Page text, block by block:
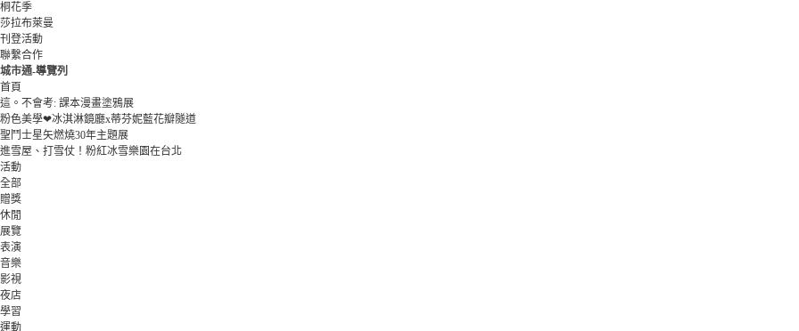
桐花季
莎拉布萊曼
刊登活動
聯繫合作
城市通-導覽列
首頁
這。不會考: 課本漫畫塗鴉展
粉色美學❤冰淇淋鏡廳x蒂芬妮藍花瓣隧道
聖鬥士星矢燃燒30年主題展
進雪屋、打雪仗！粉紅冰雪樂園在台北
活動
全部
贈獎
休閒
展覽
表演
音樂
影視
夜店
學習
運動